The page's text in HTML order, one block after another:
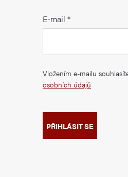
E-mail
Vložením e-mailu
osobních údajů
PŘIHLÁSIT SE